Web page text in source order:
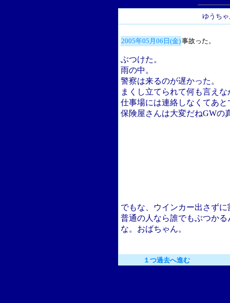
ゆうち
2005年05月06日(金)事故った。
ぶつけた。
雨の中。
警察は来るのが遅かった。
まくし立てられて何も言えな
仕事場には連絡しなくてあと
保険屋さんは大変だねGWの
でもな、ウインカー出さず
普通の人なら誰でもぶつか
な。おばちゃん。
１つ過去へ進む